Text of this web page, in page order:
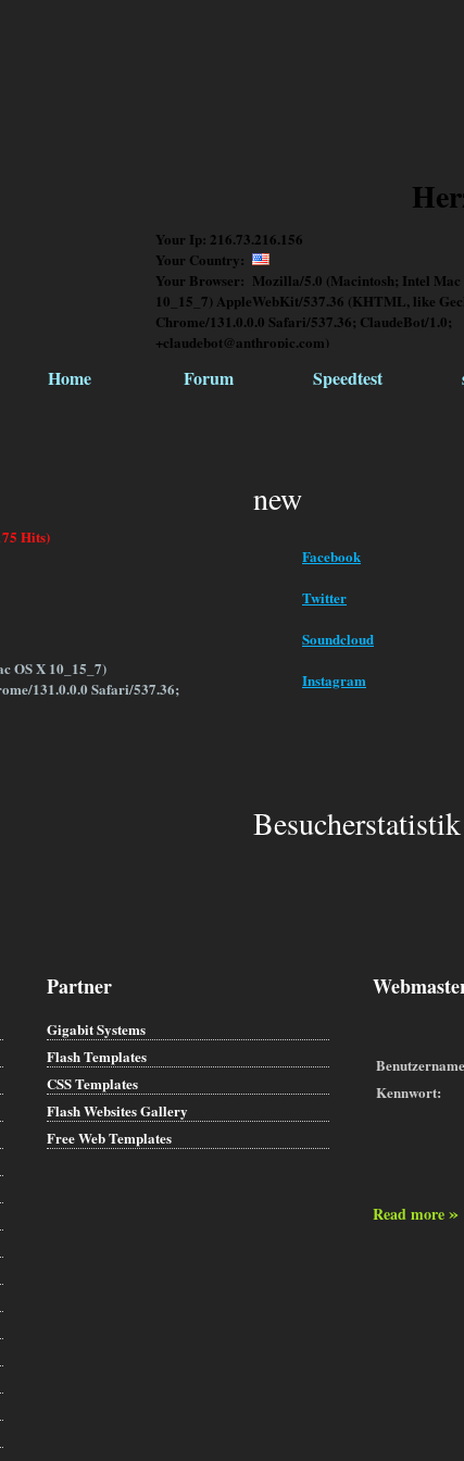
Your Ip: 216.73.216.156
Your Country:
Your Browser: Mozilla/5.0 (Macintosh; Intel Mac
10_15_7) AppleWebKit/537.36 (KHTML, like
Chrome/131.0.0.0 Safari/537.36; ClaudeBot/1.0;
+claudebot@anthropic.com)
Home Forum Speedtest
Hits)
OS X 10_15_7)
131.0.0.0 Safari/537.36;
new
Facebook
Twitter
Soundcloud
Instagram
Besucherstatistik
Partner
Gigabit Systems
Flash Templates
CSS Templates
Flash Websites Gallery
Free Web Templates
Kennwort:
Read more»